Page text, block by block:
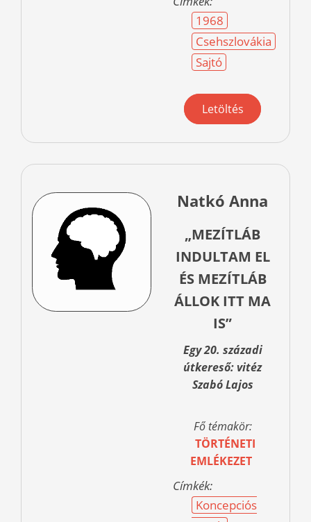
1968
Csehszlovákia
Sajtó
Letöltés
Natkó Anna
„MEZÍTLÁB
INDULTAM EL
ÉS MEZÍTLÁB
ÁLLOK ITT MA
IS”
Egy 20. századi
útkereső: vitéz
Szabó Lajos
Fő témakör:
TÖRTÉNETI
EMLÉKEZET
Címkék:
Koncepciós